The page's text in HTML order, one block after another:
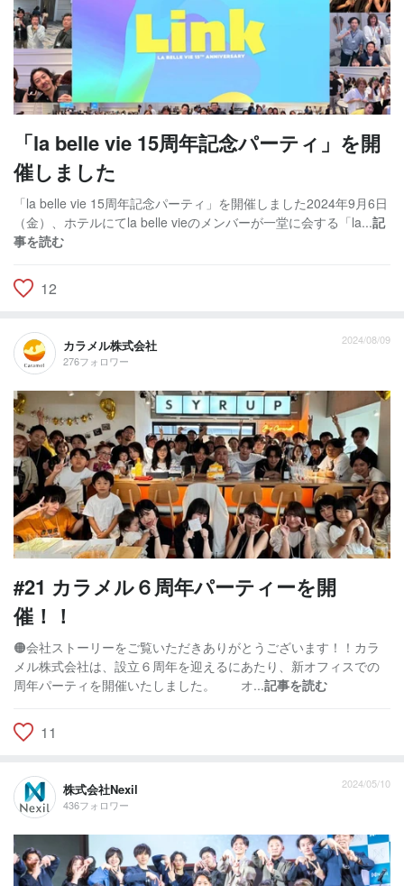
「la belle vie 15周年記念パーティ」を開
催しました
「la belle vie 15周年記念パーティ」を開催しました2024年9月6日
（金）、ホテルにてla belle vieのメンバーが一堂に会する「la...記
事を読む
12
カラメル株式会社
276フォロワー
2024/08/09
#21 カラメル６周年パーティーを開
催！！
🟠会社ストーリーをご覧いただきありがとうございます！！カラ
メル株式会社は、設立６周年を迎えるにあたり、新オフィスでの
周年パーティを開催いたしました。 オ...記事を読む
11
株式会社Nexil
436フォロワー
2024/05/10